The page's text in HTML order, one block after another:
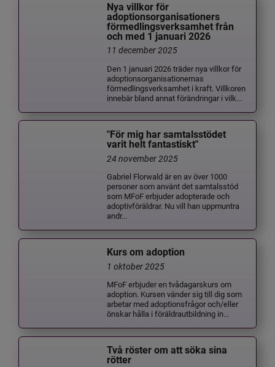
Nya villkor för
adoptionsorganisationers
förmedlingsverksamhet från
och med 1 januari 2026
11 december 2025
Den 1 januari 2026 träder nya villkor för
adoptionsorganisationernas
förmedlingsverksamhet i kraft. Villkoren
innebär bland annat förändringar i vilk...
"För mig har samtalsstödet
varit helt fantastiskt"
24 november 2025
Gabriel Florwald är en av över 1000
personer som använt det samtalsstöd
som MFoF erbjuder adopterade och
adoptivföräldrar. Nu vill han uppmuntra
andr...
Kurs om adoption
1 oktober 2025
MFoF erbjuder en tvådagarskurs om
adoption. Kursen vänder sig till dig som
arbetar med adoptionsfrågor och/eller
önskar hålla i föräldrautbildning in...
Två röster om att söka sina
rötter